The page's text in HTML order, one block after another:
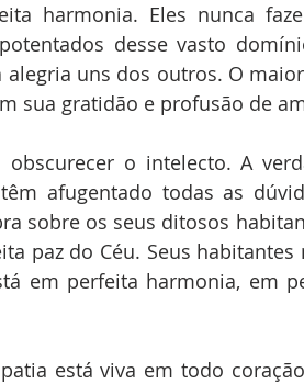
harmonia. Eles nunca
desse vasto
alegria uns dos outros. O
sua gratidão e profusão de
o intelecto. A
afugentado todas as
sobre os seus ditosos
paz do Céu. Seus habitantes
em perfeita harmonia, em
está viva em todo